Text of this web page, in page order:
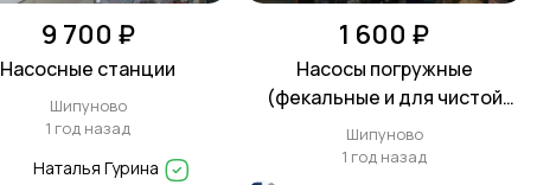
9 700 ₽
Насосные станции
Шипуново
1 год назад
Наталья Гурина
1 600 ₽
Насосы погружные
(фекальные и для чистой
воды) и поверхностные
Шипуново
1 год назад